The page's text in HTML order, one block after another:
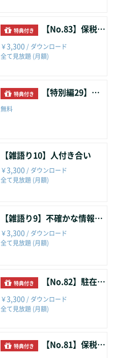
特典付き 【No.83】保税区域游
￥3,300 / ダウンロード
全て見放題 (月額)
特典付き 【特別編29】上海ロックダウンの現状１２
無料
【雑語り10】人付き合い
￥3,300 / ダウンロード
全て見放題 (月額)
【雑語り9】不確かな情報とどう向き合うか
￥3,300 / ダウンロード
全て見放題 (月額)
特典付き 【No.82】駐在・帯同ビザ申請時の招聘状免除
￥3,300 / ダウンロード
全て見放題 (月額)
特典付き 【No.81】保税区企業のオフショア・インボイススウィッチ